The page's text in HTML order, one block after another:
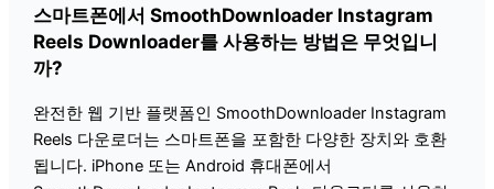
스마트폰에서 SmoothDownloader Instagram
Reels Downloader를 사용하는 방법은 무엇입니
까?
완전한 웹 기반 플랫폼인 SmoothDownloader Instagram
Reels 다운로더는 스마트폰을 포함한 다양한 장치와 호환
됩니다. iPhone 또는 Android 휴대폰에서